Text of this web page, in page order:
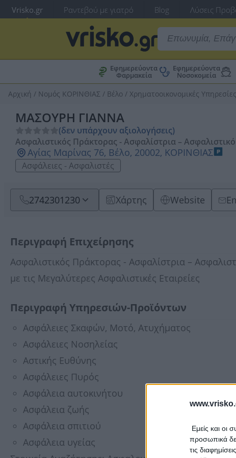
Εμείς και οι
προσωπικά
τις
Vrisko.gr Ραντεβού με γιατρό Blog Λύσεις
Εφημερεύοντα
Φαρμακεία
Εφημερεύοντα
Νοσοκομεία
Αρχική / Νομός ΚΟΡΙΝΘΙΑΣ / Βέλο / Χρηματοοικονομικές
ΜΑΣΟΥΡΗ ΓΙΑΝΝΑ
(δεν υπάρχουν αξιολογήσεις)
Ασφαλιστικός Πράκτορας - Ασφαλίστρια –
Αγίας Μαρίνας 76, Βέλο, 20002, ΚΟΡΙΝΘΙΑΣ
Ασφάλειες - Ασφαλιστές
2742301230 Χάρτης Website
Περιγραφή Επιχείρησης
Ασφαλιστικός Πράκτορας - Ασφαλίστρια –
με τις Μεγαλύτερες Ασφαλιστικές Εταιρείες
Περιγραφή Υπηρεσιών-Προϊόντων
Ασφάλειες Σκαφών, Μοτό, Ατυχήματος
Ασφάλειες Νοσηλείας
Αστικής Ευθύνης
Ασφάλειες Πυρός
Ασφάλεια αυτοκινήτου
Ασφάλεια ζωής
Ασφάλεια σπιτιού
Ασφάλεια υγείας